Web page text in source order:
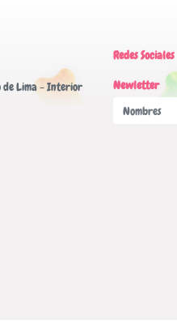
de Lima - Interior
Redes Sociales
Newletter